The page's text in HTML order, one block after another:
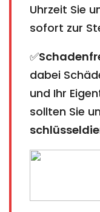
Uhrzeit Sie
sofort zur
✅
dabei
und Ihr
sollten Sie